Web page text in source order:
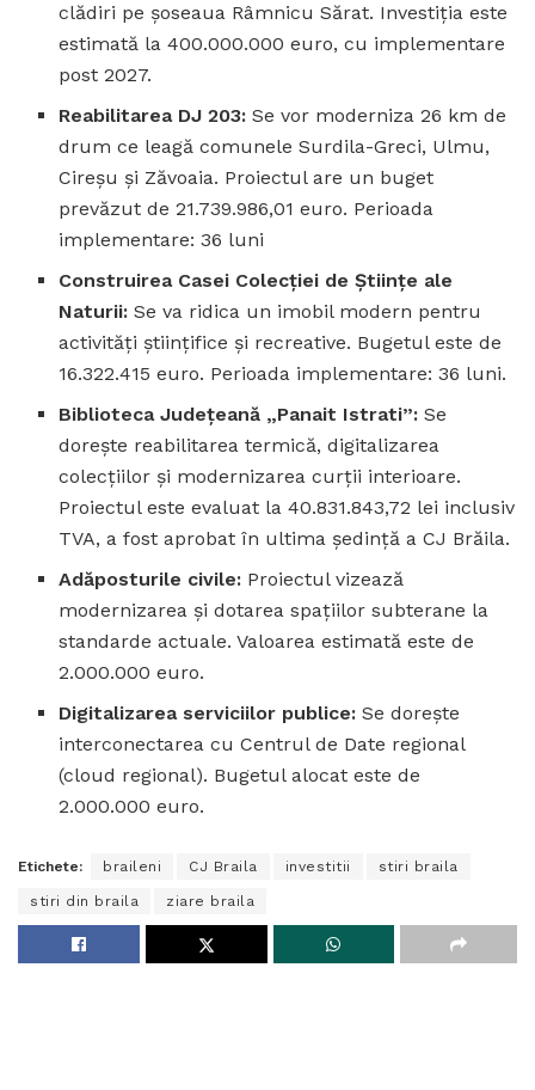
clădiri pe șoseaua Râmnicu Sărat. Investiția este
estimată la 400.000.000 euro, cu implementare
post 2027.
Reabilitarea DJ 203: Se vor moderniza 26 km de
drum ce leagă comunele Surdila-Greci, Ulmu,
Cireșu și Zăvoaia. Proiectul are un buget
prevăzut de 21.739.986,01 euro. Perioada
implementare: 36 luni
Construirea Casei Colecției de Științe ale
Naturii: Se va ridica un imobil modern pentru
activități științifice și recreative. Bugetul este de
16.322.415 euro. Perioada implementare: 36 luni.
Biblioteca Județeană „Panait Istrati”: Se
dorește reabilitarea termică, digitalizarea
colecțiilor și modernizarea curții interioare.
Proiectul este evaluat la 40.831.843,72 lei inclusiv
TVA, a fost aprobat în ultima ședință a CJ Brăila.
Adăposturile civile: Proiectul vizează
modernizarea și dotarea spațiilor subterane la
standarde actuale. Valoarea estimată este de
2.000.000 euro.
Digitalizarea serviciilor publice: Se dorește
interconectarea cu Centrul de Date regional
(cloud regional). Bugetul alocat este de
2.000.000 euro.
Etichete: braileni CJ Braila investitii stiri braila
stiri din braila ziare braila